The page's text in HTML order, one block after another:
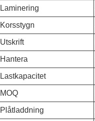
Laminering
Korsstygn
Utskrift
Hantera
Lastkapacitet
MOQ
Plåtladdning